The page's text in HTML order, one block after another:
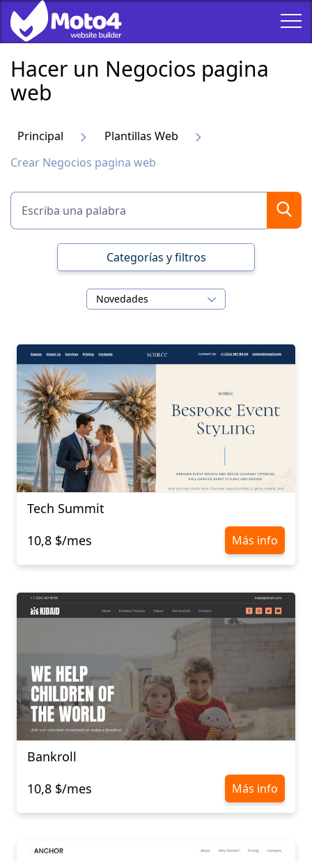
Hacer un Negocios pagina
web
Principal
Plantillas Web
Crear Negocios pagina web
Categorías y filtros
Novedades
Tech Summit
10,8 $/mes
Más info
Bankroll
10,8 $/mes
Más info